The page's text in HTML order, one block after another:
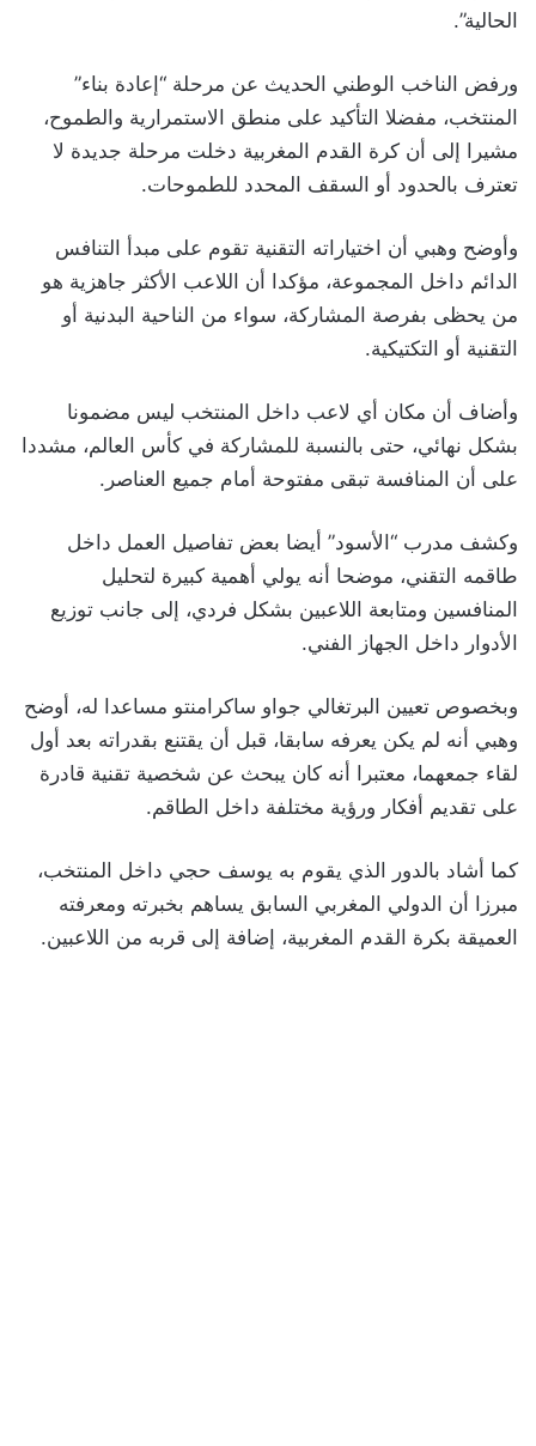
الحالية”.
ورفض الناخب الوطني الحديث عن مرحلة “إعادة بناء”
المنتخب، مفضلا التأكيد على منطق الاستمرارية والطموح،
مشيرا إلى أن كرة القدم المغربية دخلت مرحلة جديدة لا
تعترف بالحدود أو السقف المحدد للطموحات.
وأوضح وهبي أن اختياراته التقنية تقوم على مبدأ التنافس
الدائم داخل المجموعة، مؤكدا أن اللاعب الأكثر جاهزية هو
من يحظى بفرصة المشاركة، سواء من الناحية البدنية أو
التقنية أو التكتيكية.
وأضاف أن مكان أي لاعب داخل المنتخب ليس مضمونا
بشكل نهائي، حتى بالنسبة للمشاركة في كأس العالم، مشددا
على أن المنافسة تبقى مفتوحة أمام جميع العناصر.
وكشف مدرب “الأسود” أيضا بعض تفاصيل العمل داخل
طاقمه التقني، موضحا أنه يولي أهمية كبيرة لتحليل
المنافسين ومتابعة اللاعبين بشكل فردي، إلى جانب توزيع
الأدوار داخل الجهاز الفني.
وبخصوص تعيين البرتغالي جواو ساكرامنتو مساعدا له، أوضح
وهبي أنه لم يكن يعرفه سابقا، قبل أن يقتنع بقدراته بعد أول
لقاء جمعهما، معتبرا أنه كان يبحث عن شخصية تقنية قادرة
على تقديم أفكار ورؤية مختلفة داخل الطاقم.
كما أشاد بالدور الذي يقوم به يوسف حجي داخل المنتخب،
مبرزا أن الدولي المغربي السابق يساهم بخبرته ومعرفته
العميقة بكرة القدم المغربية، إضافة إلى قربه من اللاعبين.